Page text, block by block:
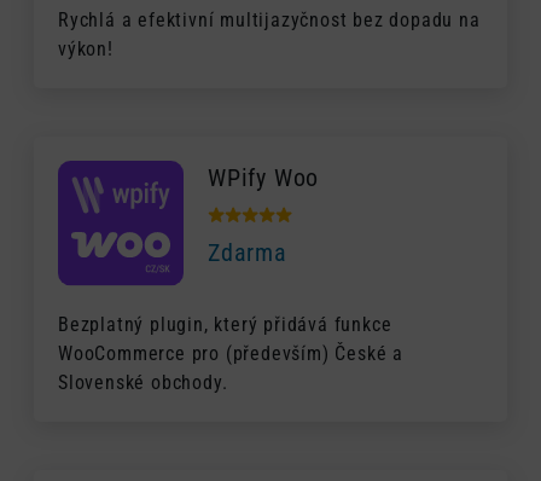
Rychlá a efektivní multijazyčnost bez dopadu na
výkon!
WPify Woo
Zdarma
Bezplatný plugin, který přidává funkce
WooCommerce pro (především) České a
Slovenské obchody.